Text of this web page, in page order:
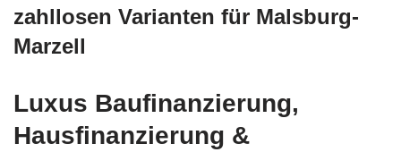
zahllosen Varianten für Malsburg-
Marzell
Luxus Baufinanzierung,
Hausfinanzierung &